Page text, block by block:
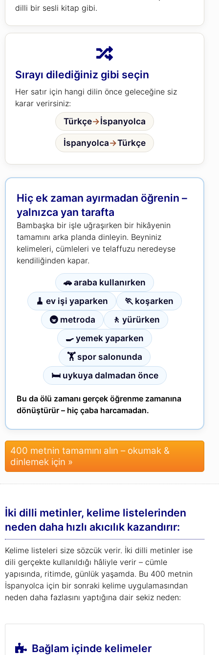
dilli bir sesli kitap gibi.
Sırayı dilediğiniz gibi seçin
Her satır için hangi dilin önce geleceğine siz
karar verirsiniz:
Türkçe→İspanyolca
İspanyolca→Türkçe
Hiç ek zaman ayırmadan öğrenin –
yalnızca yan tarafta
Bambaşka bir işle uğraşırken bir hikâyenin
tamamını arka planda dinleyin. Beyniniz
kelimeleri, cümleleri ve telaffuzu neredeyse
kendiliğinden kapar.
🚗 araba kullanırken
🧹 ev işi yaparken
🏃 koşarken
🚇 metroda
🚶 yürürken
🍳 yemek yaparken
🏋 spor salonunda
🛏 uykuya dalmadan önce
Bu da ölü zamanı gerçek öğrenme zamanına
dönüştürür – hiç çaba harcamadan.
400 metnin tamamını alın – okumak &
dinlemek için »
İki dilli metinler, kelime listelerinden
neden daha hızlı akıcılık kazandırır:
Kelime listeleri size sözcük verir. İki dilli metinler ise
dili gerçekte kullanıldığı hâliyle verir – cümle
yapısında, ritimde, günlük yaşamda. Bu 400 metnin
İspanyolca için bir sonraki kelime uygulamasından
neden daha fazlasını yaptığına dair sekiz neden:
Bağlam içinde kelimeler